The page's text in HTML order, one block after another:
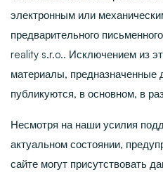
электронным или
предварительного
reality s.r.o.. Исключением из
материалы,
публикуются, в основном, в
Несмотря на наши усилия
актуальном состоянии,
сайте могут присутствовать